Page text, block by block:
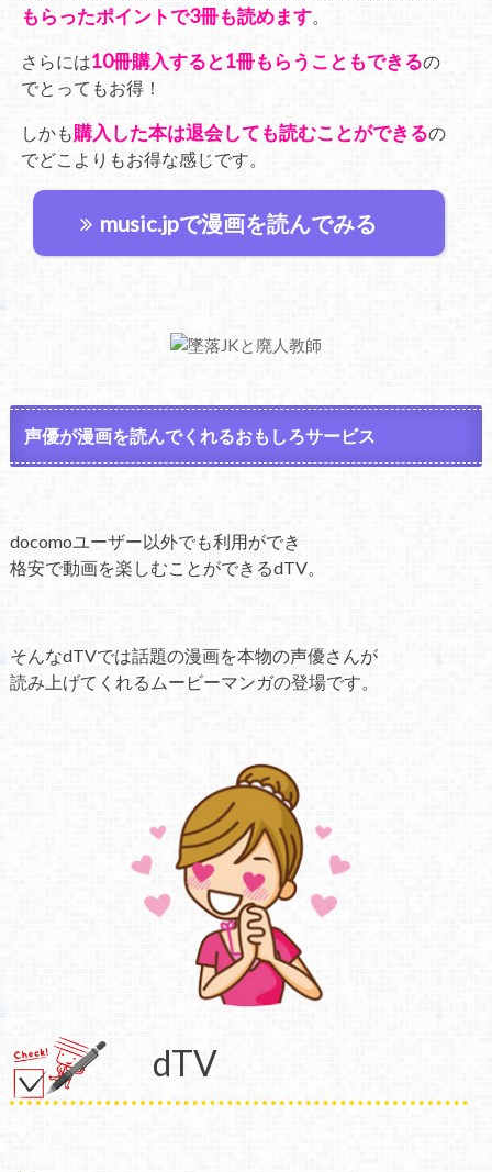
もらったポイントで3冊も読めます。
さらには10冊購入すると1冊もらうこともできるの
でとってもお得！
しかも購入した本は退会しても読むことができるの
でどこよりもお得な感じです。
music.jpで漫画を読んでみる
声優が漫画を読んでくれるおもしろサービス
docomoユーザー以外でも利用ができ
格安で動画を楽しむことができるdTV。
そんなdTVでは話題の漫画を本物の声優さんが
読み上げてくれるムービーマンガの登場です。
dTV